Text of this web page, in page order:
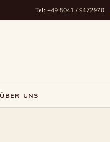
Tel: +49 5041 / 9472970
ÜBER UNS